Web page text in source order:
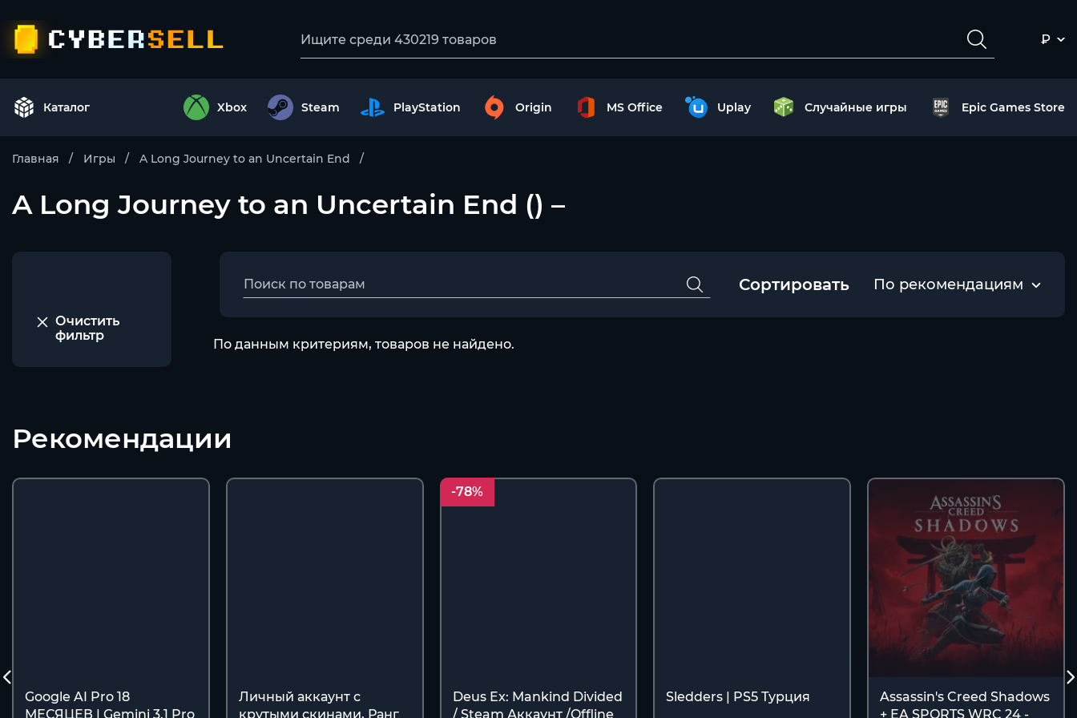
₽
Каталог Xbox Steam PlayStation Origin MS Office Uplay Случайные игры Epic Games Store
Главная Игры A Long Journey to an Uncertain End
A Long Journey to an Uncertain End () –
Очистить
фильтр
Сортировать По рекомендациям
По данным критериям, товаров не найдено.
Рекомендации
Google AI Pro 18
МЕСЯЦЕВ | Gemini 3.1 Pro
Личный аккаунт с
крутыми скинами, Ранг
-78%
Deus Ex: Mankind Divided
/ Steam Аккаунт /Offline
Sledders | PS5 Турция
Assassin's Creed Shadows
+ EA SPORTS WRC 24 -